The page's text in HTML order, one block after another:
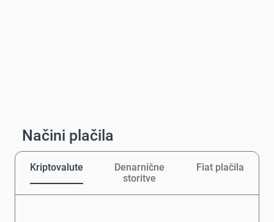
Načini plačila
Kriptovalute
Denarnične
storitve
Fiat plačila